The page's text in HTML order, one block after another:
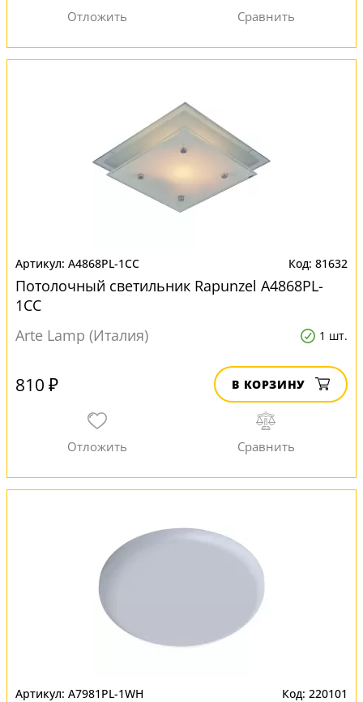
A4868PL-1CC 81632
Потолочный светильник Rapunzel A4868PL-
1CC
Arte Lamp (Италия)
1 шт.
810 ₽ В КОРЗИНУ
A7981PL-1WH 220101